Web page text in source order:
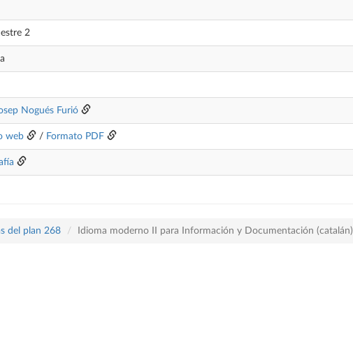
2
Nogués Furió
web / Formato PDF
del plan 268 Idioma moderno II para Información y Documentación (catalán)